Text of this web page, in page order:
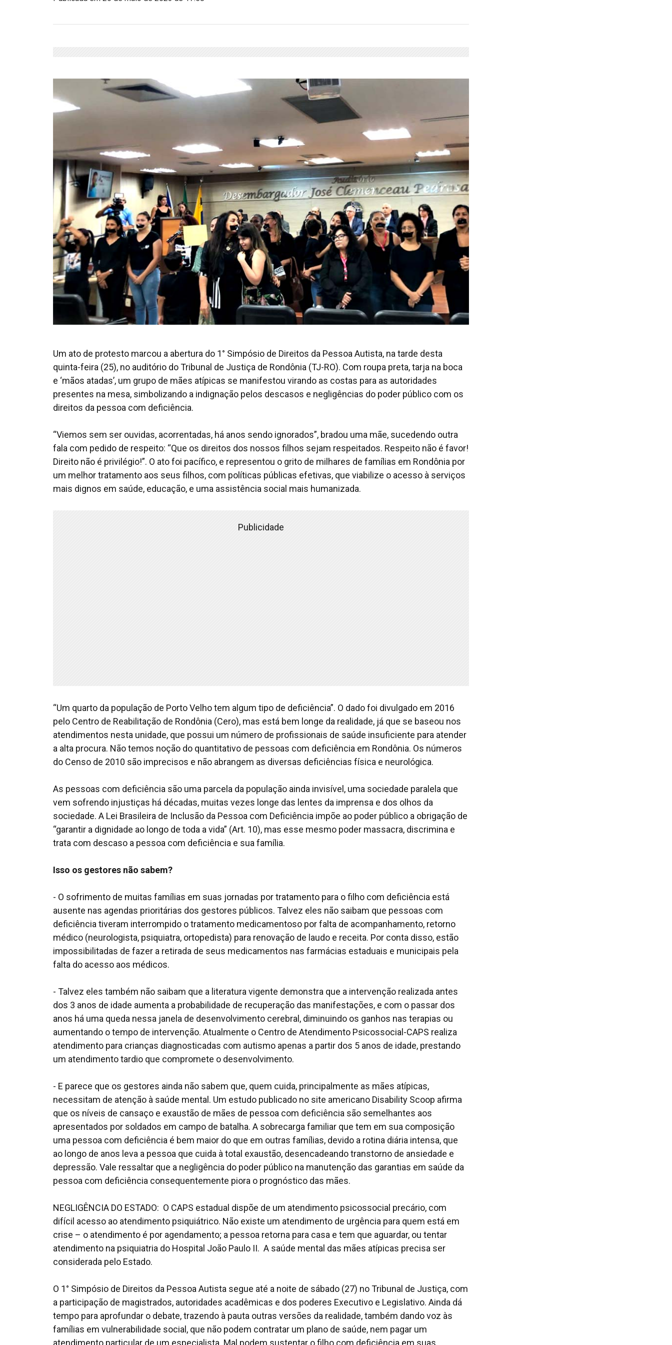
Um ato de protesto marcou a abertura do 1° Simpósio de Direitos da Pessoa Autista, na tarde desta
quinta-feira (25), no auditório do Tribunal de Justiça de Rondônia (TJ-RO). Com roupa preta, tarja na boca
e ‘mãos atadas’, um grupo de mães atípicas se manifestou virando as costas para as autoridades
presentes na mesa, simbolizando a indignação pelos descasos e negligências do poder público com os
direitos da pessoa com deficiência.
“Viemos sem ser ouvidas, acorrentadas, há anos sendo ignorados”, bradou uma mãe, sucedendo outra
fala com pedido de respeito: “Que os direitos dos nossos filhos sejam respeitados. Respeito não é favor!
Direito não é privilégio!”. O ato foi pacífico, e representou o grito de milhares de famílias em Rondônia por
um melhor tratamento aos seus filhos, com políticas públicas efetivas, que viabilize o acesso à serviços
mais dignos em saúde, educação, e uma assistência social mais humanizada.
Publicidade
“Um quarto da população de Porto Velho tem algum tipo de deficiência”. O dado foi divulgado em 2016
pelo Centro de Reabilitação de Rondônia (Cero), mas está bem longe da realidade, já que se baseou nos
atendimentos nesta unidade, que possui um número de profissionais de saúde insuficiente para atender
a alta procura. Não temos noção do quantitativo de pessoas com deficiência em Rondônia. Os números
do Censo de 2010 são imprecisos e não abrangem as diversas deficiências física e neurológica.
As pessoas com deficiência são uma parcela da população ainda invisível, uma sociedade paralela que
vem sofrendo injustiças há décadas, muitas vezes longe das lentes da imprensa e dos olhos da
sociedade. A Lei Brasileira de Inclusão da Pessoa com Deficiência impõe ao poder público a obrigação de
“garantir a dignidade ao longo de toda a vida” (Art. 10), mas esse mesmo poder massacra, discrimina e
trata com descaso a pessoa com deficiência e sua família.
Isso os gestores não sabem?
- O sofrimento de muitas famílias em suas jornadas por tratamento para o filho com deficiência está
ausente nas agendas prioritárias dos gestores públicos. Talvez eles não saibam que pessoas com
deficiência tiveram interrompido o tratamento medicamentoso por falta de acompanhamento, retorno
médico (neurologista, psiquiatra, ortopedista) para renovação de laudo e receita. Por conta disso, estão
impossibilitadas de fazer a retirada de seus medicamentos nas farmácias estaduais e municipais pela
falta do acesso aos médicos.
- Talvez eles também não saibam que a literatura vigente demonstra que a intervenção realizada antes
dos 3 anos de idade aumenta a probabilidade de recuperação das manifestações, e com o passar dos
anos há uma queda nessa janela de desenvolvimento cerebral, diminuindo os ganhos nas terapias ou
aumentando o tempo de intervenção. Atualmente o Centro de Atendimento Psicossocial-CAPS realiza
atendimento para crianças diagnosticadas com autismo apenas a partir dos 5 anos de idade, prestando
um atendimento tardio que compromete o desenvolvimento.
- E parece que os gestores ainda não sabem que, quem cuida, principalmente as mães atípicas,
necessitam de atenção à saúde mental. Um estudo publicado no site americano Disability Scoop afirma
que os níveis de cansaço e exaustão de mães de pessoa com deficiência são semelhantes aos
apresentados por soldados em campo de batalha. A sobrecarga familiar que tem em sua composição
uma pessoa com deficiência é bem maior do que em outras famílias, devido a rotina diária intensa, que
ao longo de anos leva a pessoa que cuida à total exaustão, desencadeando transtorno de ansiedade e
depressão. Vale ressaltar que a negligência do poder público na manutenção das garantias em saúde da
pessoa com deficiência consequentemente piora o prognóstico das mães.
NEGLIGÊNCIA DO ESTADO: O CAPS estadual dispõe de um atendimento psicossocial precário, com
difícil acesso ao atendimento psiquiátrico. Não existe um atendimento de urgência para quem está em
crise – o atendimento é por agendamento; a pessoa retorna para casa e tem que aguardar, ou tentar
atendimento na psiquiatria do Hospital João Paulo II. A saúde mental das mães atípicas precisa ser
considerada pelo Estado.
O 1° Simpósio de Direitos da Pessoa Autista segue até a noite de sábado (27) no Tribunal de Justiça, com
a participação de magistrados, autoridades acadêmicas e dos poderes Executivo e Legislativo. Ainda dá
tempo para aprofundar o debate, trazendo à pauta outras versões da realidade, também dando voz às
famílias em vulnerabilidade social, que não podem contratar um plano de saúde, nem pagar um
atendimento particular de um especialista. Mal podem sustentar o filho com deficiência em suas